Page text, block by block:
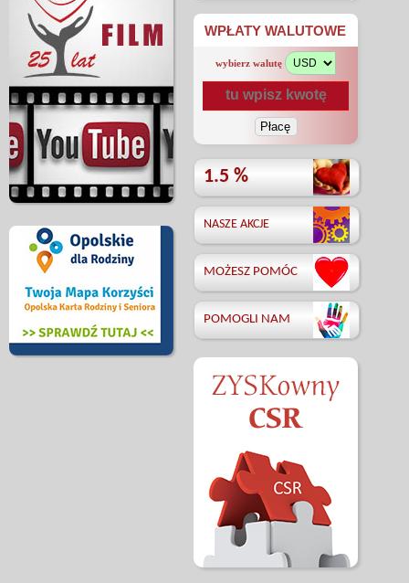
WPŁATY WALUTOWE
wybierz walutę
1.5 %
NASZE AKCJE
MOŻESZ POMÓC
POMOGLI NAM